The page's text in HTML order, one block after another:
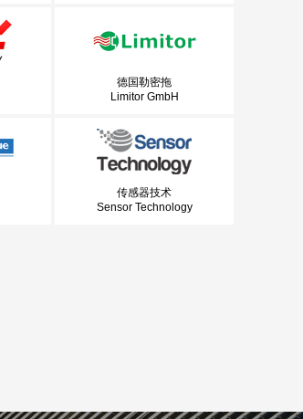
德国勒密拖
Limitor GmbH
传感器技术
Sensor Technology